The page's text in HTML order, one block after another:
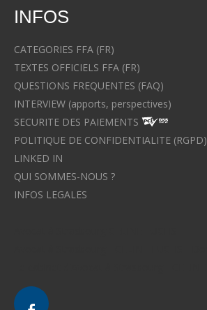
INFOS
CATEGORIES FFA (FR)
TEXTES OFFICIELS FFA (FR)
QUESTIONS FREQUENTES (FAQ)
INTERVIEW (apports, perspectives)
SECURITE DES PAIEMENTS
POLITIQUE DE CONFIDENTIALITE (RGPD)
LINKED IN
QUI SOMMES-NOUS ?
INFOS LEGALES